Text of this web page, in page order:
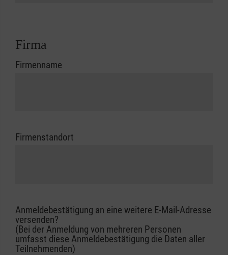
Firma
Firmenname
Firmenstandort
Anmeldebestätigung an eine weitere E-Mail-Adresse
versenden?
(Bei der Anmeldung von mehreren Personen
umfasst diese Anmeldebestätigung die Daten aller
Teilnehmenden)